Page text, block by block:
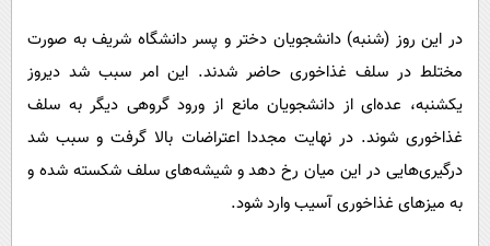
در این روز (شنبه) دانشجویان دختر و پسر دانشگاه شریف به صورت
مختلط در سلف غذاخوری حاضر شدند. این امر سبب شد دیروز
یکشنبه، عده‌ای از دانشجویان مانع از ورود گروهی دیگر به سلف
غذاخوری شوند. در نهایت مجددا اعتراضات بالا گرفت و سبب شد
درگیری‌هایی در این میان رخ دهد و شیشه‌های سلف شکسته شده و
به میزهای غذاخوری آسیب‌ وارد شود.